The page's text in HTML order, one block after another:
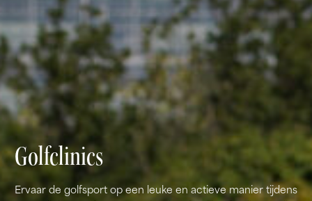
Golfclinics
Ervaar de golfsport op een leuke en actieve manier tijdens